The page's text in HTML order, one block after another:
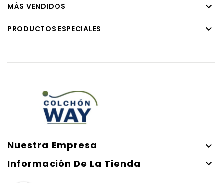
MÁS VENDIDOS 
PRODUCTOS ESPECIALES 
Nuestra Empresa 
Información De La Tienda 